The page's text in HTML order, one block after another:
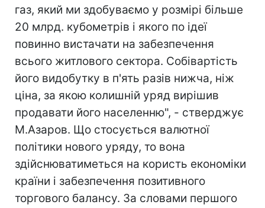
газ, який ми здобуваємо у розмірі більше
20 млрд. кубометрів і якого по ідеї
повинно вистачати на забезпечення
всього житлового сектора. Собівартість
його видобутку в п'ять разів нижча, ніж
ціна, за якою колишній уряд вирішив
продавати його населенню", - стверджує
М.Азаров. Що стосується валютної
політики нового уряду, то вона
здійснюватиметься на користь економіки
країни і забезпечення позитивного
торгового балансу. За словами першого